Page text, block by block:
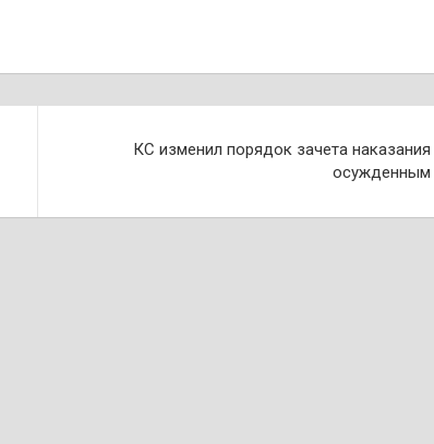
КС изменил порядок зачета наказания
осужденным